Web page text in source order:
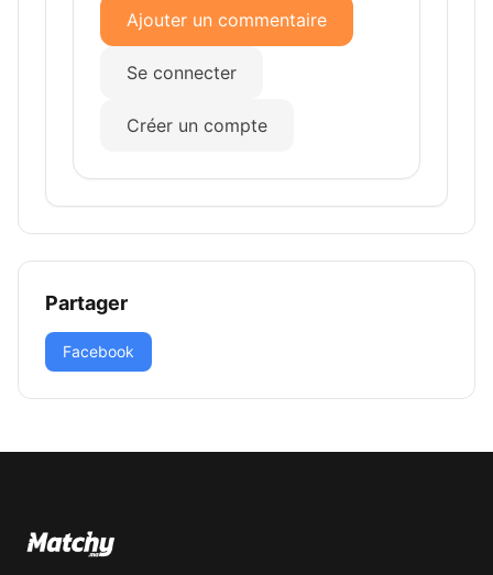
Ajouter un commentaire
Se connecter
Créer un compte
Partager
Facebook